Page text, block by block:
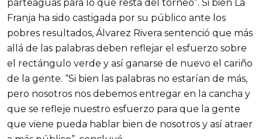
parteaguas para lo que resta del torneo”. Si bien La
Franja ha sido castigada por su público ante los
pobres resultados, Álvarez Rivera sentenció que más
allá de las palabras deben reflejar el esfuerzo sobre
el rectángulo verde y así ganarse de nuevo el cariño
de la gente. “Si bien las palabras no estarían de más,
pero nosotros nos debemos entregar en la cancha y
que se refleje nuestro esfuerzo para que la gente
que viene pueda hablar bien de nosotros y así atraer